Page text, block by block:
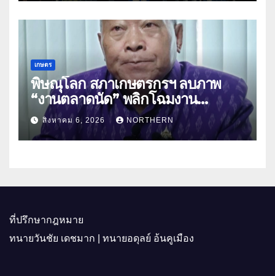
เกษตร
พิษณุโลก สภาเกษตรกรฯ ลบภาพ
“งานตลาดนัด” พลิกโฉมงาน
“เกษตรรุ่งเรืองเมืองสองแคว 69” มุ่ง
ประโยชน์เกษตรกร ดึงนวัตกรรม-จับ
คู่ธุรกิจดันสินค้าเกษตรสู่สากล (คลิป)
สิงหาคม 6, 2026 NORTHERN
ที่ปรึกษากฎหมาย
ทนายวันชัย เดชมาก | ทนายอดุลย์ อ้นคูเมือง